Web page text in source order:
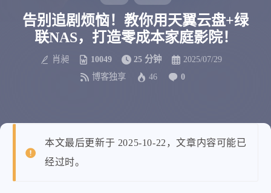
告别追剧烦恼！教你用天翼云盘+绿
联NAS，打造零成本家庭影院！
肖昶 10049 25 分钟
2025/07/29
博客独享
46 0
本文最后更新于 2025-10-22，文章内容可能已
经过时。